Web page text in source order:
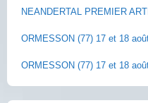
NEANDERTAL PREMIER
ORMESSON (77) 17 et 18
ORMESSON (77) 17 et 18